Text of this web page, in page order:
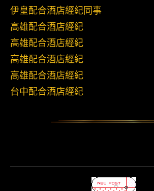
伊皇配合酒店經紀同事
高雄配合酒店經紀
高雄配合酒店經紀
高雄配合酒店經紀
高雄配合酒店經紀
台中配合酒店經紀